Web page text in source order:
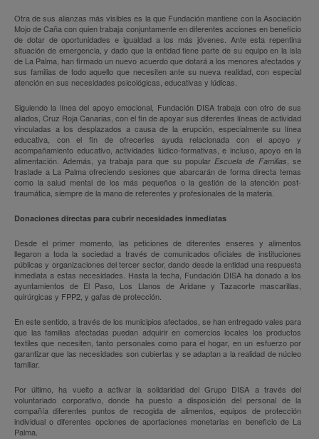
Otra de sus alianzas más visibles es la que Fundación mantiene con la Asociación
Mojo de Caña con quien trabaja conjuntamente en diferentes acciones en beneficio
de dotar de oportunidades e igualdad a los más jóvenes. Ante esta repentina
situación de emergencia, y dado que la entidad tiene parte de su equipo en la isla
de La Palma, han firmado un nuevo acuerdo que dotará a los menores afectados y
sus familias de todo aquello que necesiten ante su nueva realidad, con especial
atención en sus necesidades psicológicas, educativas y lúdicas.
Siguiendo la línea del apoyo emocional, Fundación DISA trabaja con otro de sus
aliados, Cruz Roja Canarias, con el fin de apoyar sus diferentes líneas de actividad
vinculadas a los desplazados a causa de la erupción, especialmente su línea
educativa, con el fin de ofrecerles ayuda relacionada con el apoyo y
acompañamiento educativo, actividades lúdico-formativas, e incluso, apoyo en la
alimentación. Además, ya trabaja para que su popularEscuela de Familias, se
traslade a La Palma ofreciendo sesiones que abarcarán de forma directa temas
como la salud mental de los más pequeños o la gestión de la atención post-
traumática, siempre de la mano de referentes y profesionales de la materia.
Donaciones directas para cubrir necesidades inmediatas
Desde el primer momento, las peticiones de diferentes enseres y alimentos
llegaron a toda la sociedad a través de comunicados oficiales de instituciones
públicas y organizaciones del tercer sector, dando desde la entidad una respuesta
inmediata a estas necesidades. Hasta la fecha, Fundación DISA ha donado a los
ayuntamientos de El Paso, Los Llanos de Aridane y Tazacorte mascarillas,
quirúrgicas y FPP2, y gafas de protección.
En este sentido, a través de los municipios afectados, se han entregado vales para
que las familias afectadas puedan adquirir en comercios locales los productos
textiles que necesiten, tanto personales como para el hogar, en un esfuerzo por
garantizar que las necesidades son cubiertas y se adaptan a la realidad de núcleo
familiar.
Por último, ha vuelto a activar la solidaridad del Grupo DISA a través del
voluntariado corporativo, donde ha puesto a disposición del personal de la
compañía diferentes puntos de recogida de alimentos, equipos de protección
individual o diferentes opciones de aportaciones monetarias en beneficio de La
Palma.